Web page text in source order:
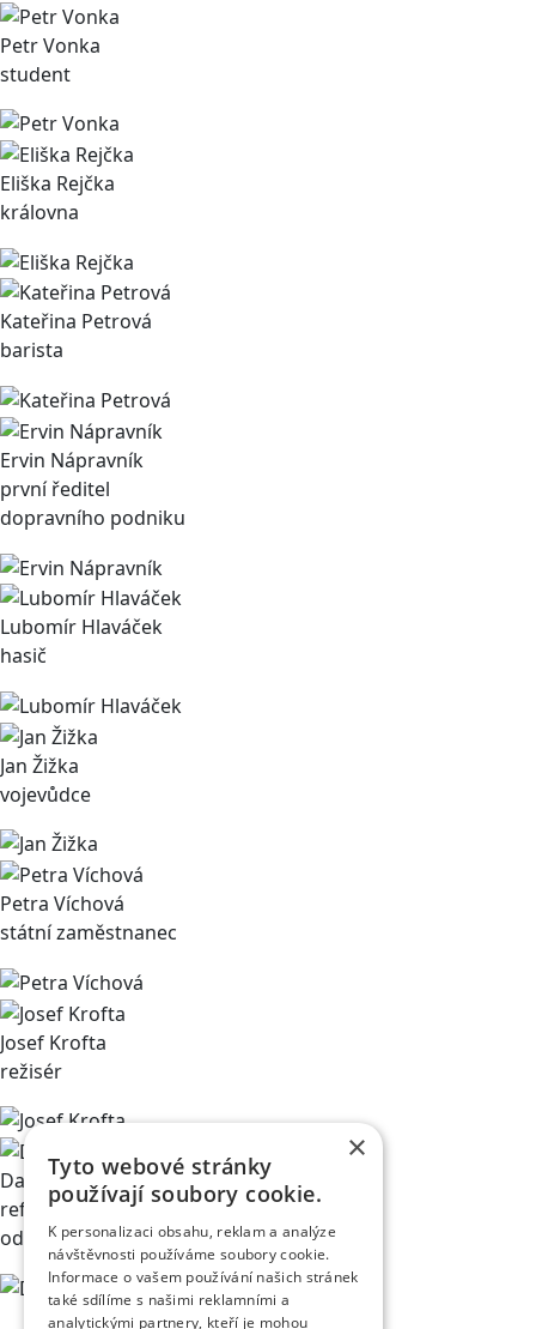
Petr Vonka
student
Eliška Rejčka
královna
Kateřina Petrová
barista
Ervin Nápravník
první ředitel
dopravního podniku
Lubomír Hlaváček
hasič
Jan Žižka
vojevůdce
Petra Víchová
státní zaměstnanec
Josef Krofta
režisér
David Klazar
referent obchodního
oddělení v divadle
×
Tyto webové stránky
používají soubory cookie.
K personalizaci obsahu, reklam a analýze
návštěvnosti používáme soubory cookie.
Informace o vašem používání našich stránek
také sdílíme s našimi reklamními a
analytickými partnery, kteří je mohou